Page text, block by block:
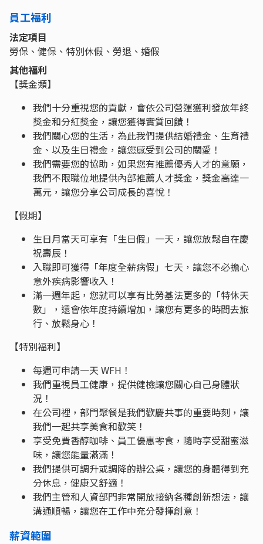
員工福利
法定項目
勞保、健保、特別休假、勞退、婚假
其他福利
【獎金類】
我們十分重視您的貢獻，會依公司營運獲利發放年終
獎金和分紅獎金，讓您獲得實質回饋！
我們關心您的生活，為此我們提供結婚禮金、生育禮
金、以及生日禮金，讓您感受到公司的關愛！
我們需要您的協助，如果您有推薦優秀人才的意願，
我們不限職位地提供內部推薦人才獎金，獎金高達一
萬元，讓您分享公司成長的喜悅！
【假期】
生日月當天可享有「生日假」一天，讓您放鬆自在慶
祝壽辰！
入職即可獲得「年度全薪病假」七天，讓您不必擔心
意外疾病影響收入！
滿一週年起，您就可以享有比勞基法更多的「特休天
數」，還會依年度持續增加，讓您有更多的時間去旅
行、放鬆身心！
【特別福利】
每週可申請一天 WFH！
我們重視員工健康，提供健檢讓您關心自己身體狀
況！
在公司裡，部門聚餐是我們歡慶共事的重要時刻，讓
我們一起共享美食和歡笑！
享受免費香醇咖啡、員工優惠零食，隨時享受甜蜜滋
味，讓您能量滿滿！
我們提供可調升或調降的辦公桌，讓您的身體得到充
分休息，健康又舒適！
我們主管和人資部門非常開放接納各種創新想法，讓
溝通順暢，讓您在工作中充分發揮創意！
薪資範圍